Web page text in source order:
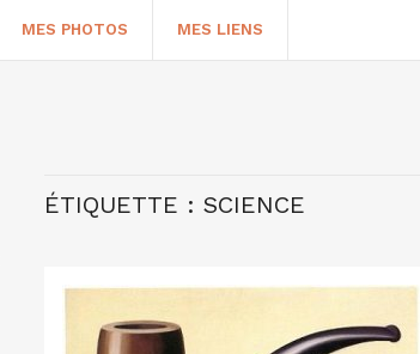
MES PHOTOS MES LIENS
ÉTIQUETTE : SCIENCE